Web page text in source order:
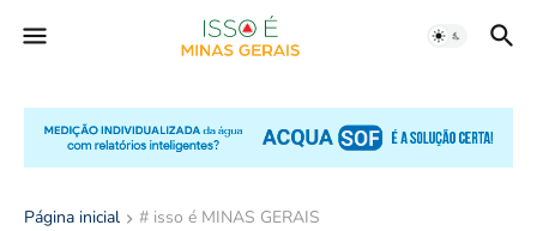
Página inicial # isso é MINAS GERAIS